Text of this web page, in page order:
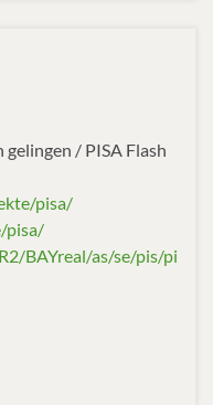
gelingen / PISA Flash
pisa/
pisa/
BAYreal/as/se/pis/pi